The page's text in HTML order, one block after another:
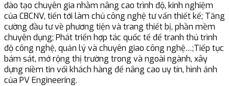
đào tạo chuyên gia nhằm nâng cao trình độ, kinh nghiệm
của CBCNV, tiến tới làm chủ công nghệ tư vấn thiết kế; Tăng
cường đầu tư về phương tiện và trang thiết bị, phần mềm
chuyên dụng; Phát triển hợp tác quốc tế để tranh thủ trình
độ công nghệ, quản lý và chuyên giao công nghệ…;Tiếp tục
bám sát, mở rộng thị trường trong và ngoài ngành, xây
dựng niềm tin vối khách hàng để nâng cao uy tín, hình ảnh
của PV Engineering.